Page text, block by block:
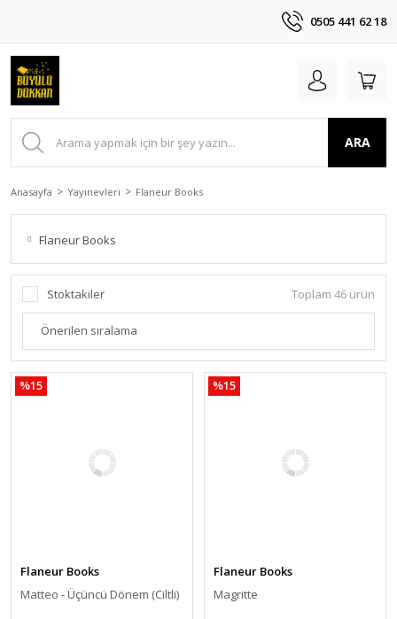
0505 441 62 18
ARA
Anasayfa Yayınevleri Flaneur Books
Flaneur Books
Stoktakiler Toplam 46 ürün
%15
Flaneur Books
Matteo - Üçüncü Dönem (Ciltli)
%15
Flaneur Books
Magritte